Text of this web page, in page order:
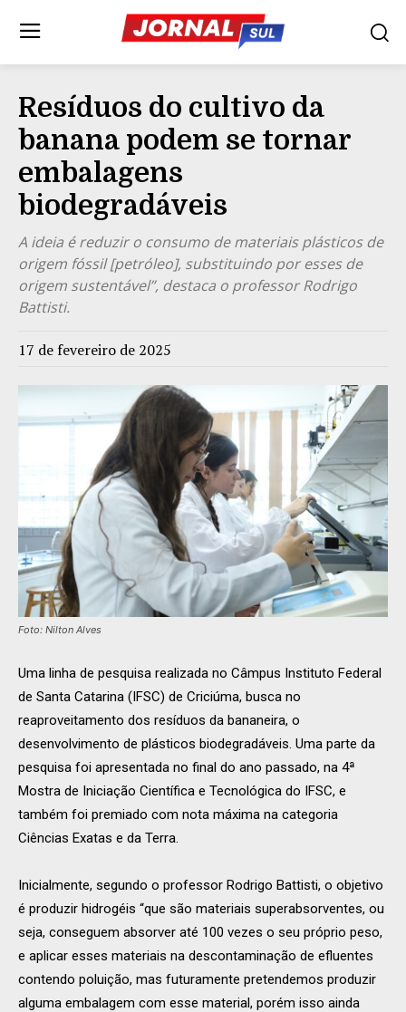
Resíduos do cultivo da
banana podem se tornar
embalagens
biodegradáveis
A ideia é reduzir o consumo de materiais plásticos de
origem fóssil [petróleo], substituindo por esses de
origem sustentável”, destaca o professor Rodrigo
Battisti.
17 de fevereiro de 2025
Foto: Nilton Alves
Uma linha de pesquisa realizada no Câmpus Instituto Federal
de Santa Catarina (IFSC) de Criciúma, busca no
reaproveitamento dos resíduos da bananeira, o
desenvolvimento de plásticos biodegradáveis. Uma parte da
pesquisa foi apresentada no final do ano passado, na 4ª
Mostra de Iniciação Científica e Tecnológica do IFSC, e
também foi premiado com nota máxima na categoria
Ciências Exatas e da Terra.
Inicialmente, segundo o professor Rodrigo Battisti, o objetivo
é produzir hidrogéis “que são materiais superabsorventes, ou
seja, conseguem absorver até 100 vezes o seu próprio peso,
e aplicar esses materiais na descontaminação de efluentes
contendo poluição, mas futuramente pretendemos produzir
alguma embalagem com esse material, porém isso ainda